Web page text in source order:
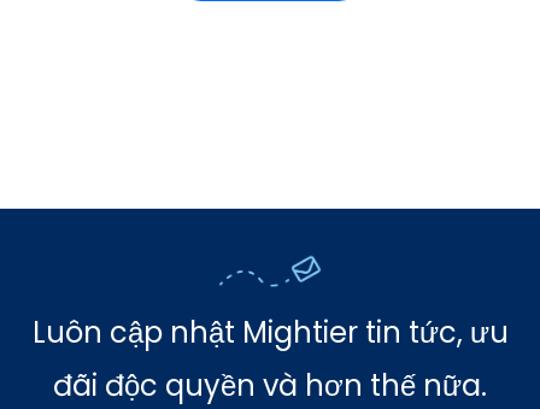
Luôn cập nhật Mightier tin tức, ưu
đãi độc quyền và hơn thế nữa.